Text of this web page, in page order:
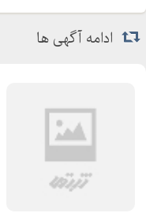
ادامه آگهی ها